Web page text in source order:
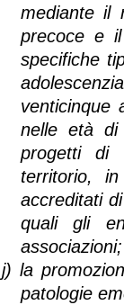
mediante il
precoce e
specifiche
venticinque
nelle età di
progetti di
territorio,
accreditati
quali gli
associazioni;
j)la
patologie